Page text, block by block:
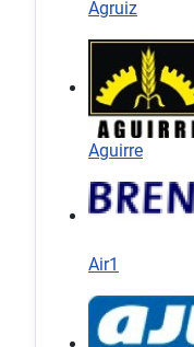
Agruiz
Aguirre
Air1